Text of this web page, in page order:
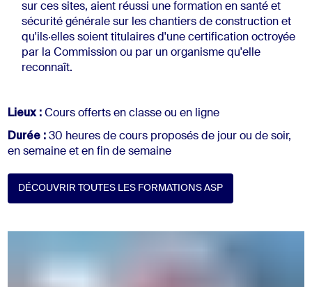
sur ces sites, aient réussi une formation en santé et
sécurité générale sur les chantiers de construction et
qu'ils·elles soient titulaires d'une certification octroyée
par la Commission ou par un organisme qu'elle
reconnaît.
Lieux :Cours offerts en classe ou en ligne
Durée :30 heures de cours proposés de jour ou de soir,
en semaine et en fin de semaine
DÉCOUVRIR TOUTES LES FORMATIONS ASP